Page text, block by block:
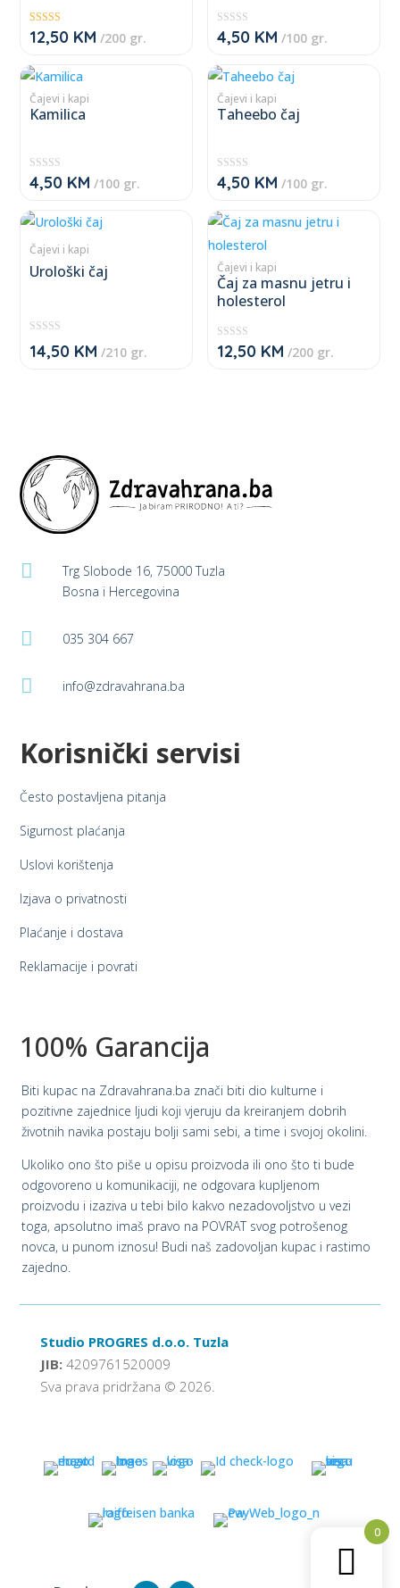
Ocjenjeno
5.00
12,50 KM /200 gr.
variants.
The
options
may
be
on
the
product
page
★
★
★
★
4,50 KM /100 gr.
variants.
The
options
may
be
on
the
product
page
Čajevi i kapi
Kamilica
★
★
★
★
4,50 KM /100 gr.
This
product
has
variants.
The
options
the
product
Čajevi i kapi
Taheebo čaj
★
★
★
★
4,50 KM /100 gr.
This
product
has
variants.
The
options
may
be
chosen
on
the
product
Čajevi i kapi
Urološki čaj
★
14,50 KM /210 gr.
This
product
has
options
the
product
page
Čajevi i kapi
Čaj za masnu jetru i
holesterol
★
★
12,50 KM /200 gr.
This
product
has
multiple
The
options
product

Trg Slobode 16, 75000 Tuzla
Bosna i Hercegovina
 035 304 667
 info@zdravahrana.ba
Korisnički servisi
Često postavljena pitanja
Sigurnost plaćanja
Uslovi korištenja
Izjava o privatnosti
Plaćanje i dostava
Reklamacije i povrati
100% Garancija
Biti kupac na Zdravahrana.ba znači biti dio kulturne i
pozitivne zajednice ljudi koji vjeruju da kreiranjem dobrih
životnih navika postaju bolji sami sebi, a time i svojoj okolini.
Ukoliko ono što piše u opisu proizvoda ili ono što ti bude
odgovoreno u komunikaciji, ne odgovara kupljenom
proizvodu i izaziva u tebi bilo kakvo nezadovoljstvo u vezi
toga, apsolutno imaš pravo na POVRAT svog potrošenog
novca, u punom iznosu! Budi naš zadovoljan kupac i rastimo
zajedno.
Studio PROGRES d.o.o. Tuzla
JIB:4209761520009
Sva prava pridržana © 2026.
0